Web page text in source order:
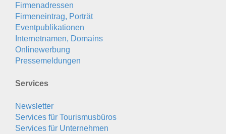
Firmenadressen
Firmeneintrag, Porträt
Eventpublikationen
Internetnamen, Domains
Onlinewerbung
Pressemeldungen
Services
Newsletter
Services für Tourismusbüros
Services für Unternehmen